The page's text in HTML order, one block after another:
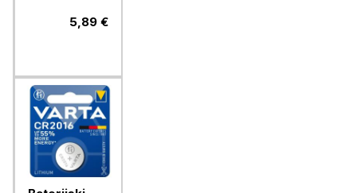
4/1 alkalni5,89 €